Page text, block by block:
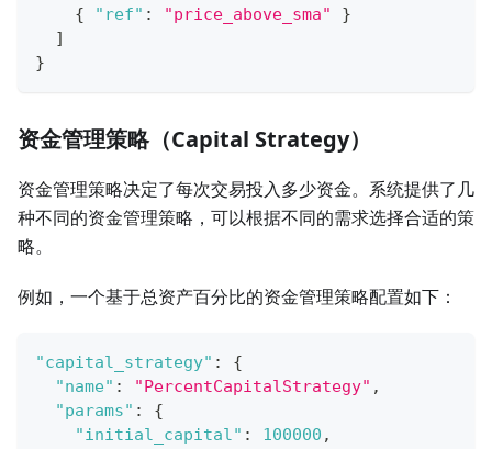
{
"ref" : "price_above_sma"
}
]
}
资金管理策略（Capital Strategy）
资金管理策略决定了每次交易投入多少资金。系统提供了几
种不同的资金管理策略，可以根据不同的需求选择合适的策
略。
例如，一个基于总资产百分比的资金管理策略配置如下：
"capital_strategy" :
{
"name" : "PercentCapitalStrategy" ,
"params" :
{
"initial_capital" : 100000 ,